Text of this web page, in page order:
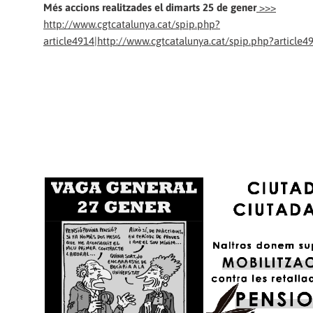
Més accions realitzades el dimarts 25 de gener>>>
http://www.cgtcatalunya.cat/spip.php?
article4914|http://www.cgtcatalunya.cat/